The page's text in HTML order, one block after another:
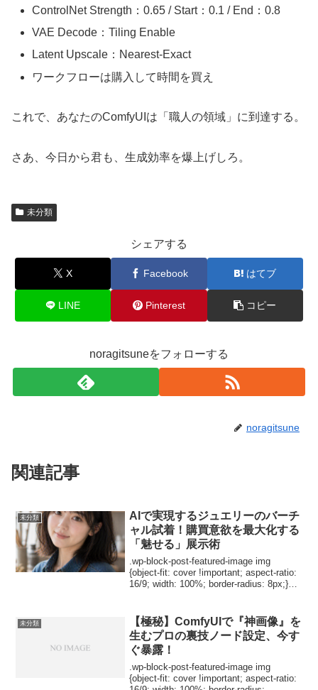
ControlNet Strength：0.65 / Start：0.1 / End：0.8
VAE Decode：Tiling Enable
Latent Upscale：Nearest-Exact
ワークフローは購入して時間を買え
これで、あなたのComfyUIは「職人の領域」に到達する。
さあ、今日から君も、生成効率を爆上げしろ。
未分類
シェアする
X Facebook はてブ
LINE Pinterest コピー
noragitsuneをフォローする
noragitsune
関連記事
未分類
AIで実現するジュエリーのバーチ
ャル試着！購買意欲を最大化する
「魅せる」展示術
.wp-block-post-featured-image img
{object-fit: cover !important; aspect-ratio:
16/9; width: 100%; border-radius: 8px;}は
未分類
【極秘】ComfyUIで『神画像』を
生むプロの裏技ノード設定、今す
ぐ暴露！
.wp-block-post-featured-image img
{object-fit: cover !important; aspect-ratio: